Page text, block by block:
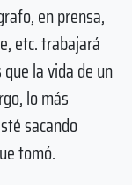
en prensa,
etc. trabajará
la vida de un
lo más
sacando
tomó.